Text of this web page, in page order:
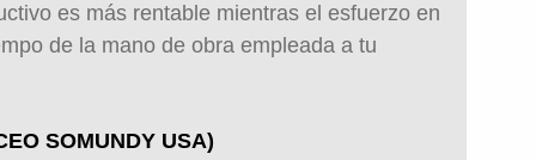
es más rentable mientras el esfuerzo en
de la mano de obra empleada a tu
SOMUNDY USA)